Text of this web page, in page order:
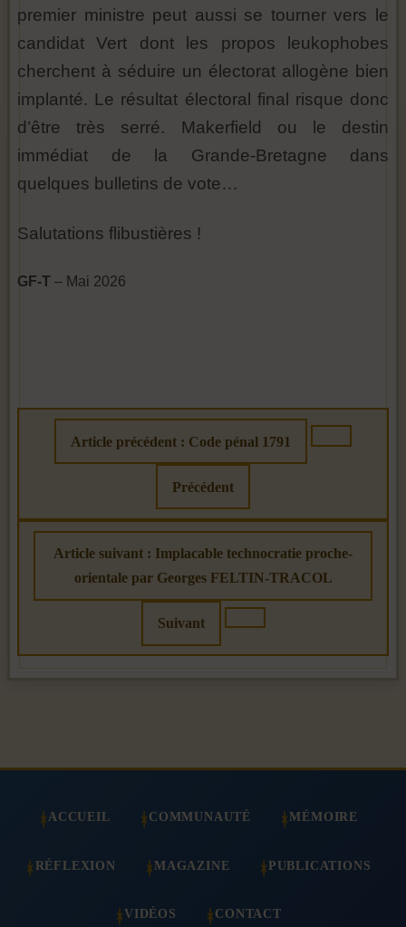
premier ministre peut aussi se tourner vers le
candidat Vert dont les propos leukophobes
cherchent à séduire un électorat allogène bien
implanté. Le résultat électoral final risque donc
d’être très serré. Makerfield ou le destin
immédiat de la Grande-Bretagne dans
quelques bulletins de vote…
Salutations flibustières !
GF-T – Mai 2026
Article précédent : Code pénal 1791
Précédent
Article suivant : Implacable technocratie proche-
orientale par Georges FELTIN-TRACOL
Suivant
ACCUEIL COMMUNAUTÉ MÉMOIRE
RÉFLEXION MAGAZINE PUBLICATIONS
VIDÉOS CONTACT